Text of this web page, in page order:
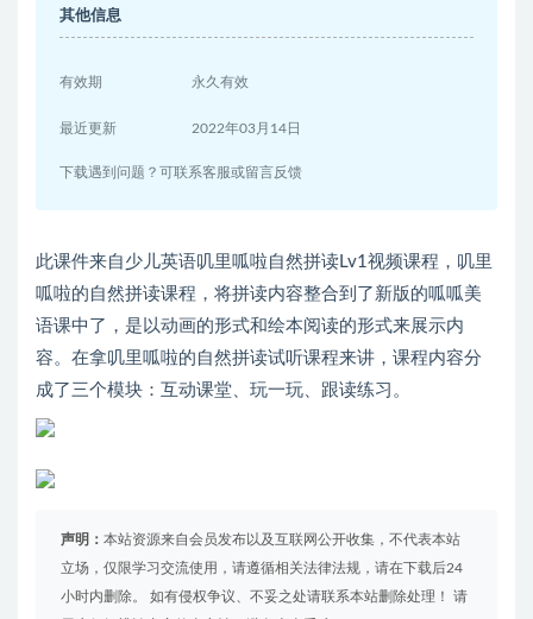
其他信息
有效期 永久有效
最近更新 2022年03月14日
下载遇到问题？可联系客服或留言反馈
此课件来自少儿英语叽里呱啦自然拼读Lv1视频课程，叽里
呱啦的自然拼读课程，将拼读内容整合到了新版的呱呱美
语课中了，是以动画的形式和绘本阅读的形式来展示内
容。在拿叽里呱啦的自然拼读试听课程来讲，课程内容分
成了三个模块：互动课堂、玩一玩、跟读练习。
声明： 本站资源来自会员发布以及互联网公开收集，不代表本站
立场，仅限学习交流使用，请遵循相关法律法规，请在下载后24
小时内删除。 如有侵权争议、不妥之处请联系本站删除处理！ 请